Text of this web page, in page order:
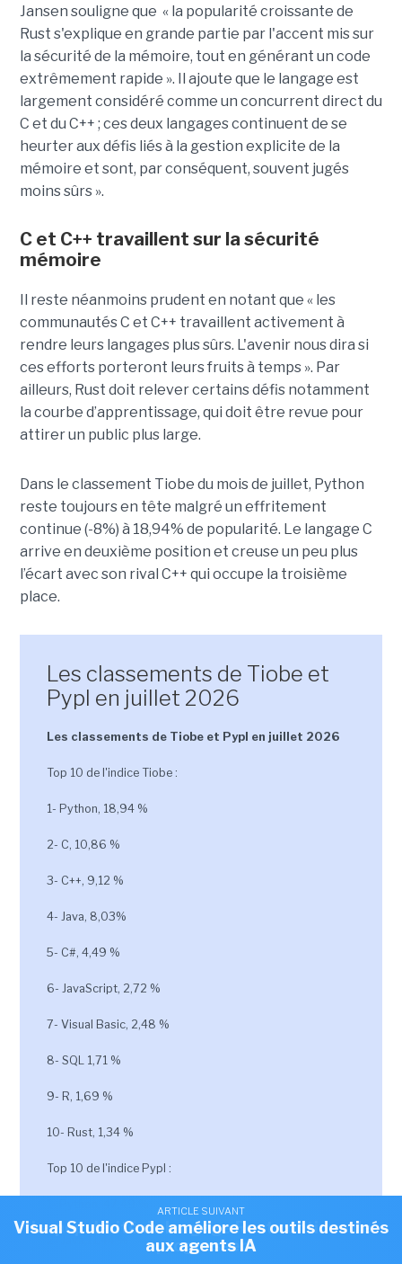
ARTICLE SUIVANT
La popularité du langage Rust continue de
progresser
Jansen souligne que « la popularité croissante de
Rust s'explique en grande partie par l'accent mis sur
la sécurité de la mémoire, tout en générant un code
extrêmement rapide ». Il ajoute que le langage est
largement considéré comme un concurrent direct du
C et du C++ ; ces deux langages continuent de se
heurter aux défis liés à la gestion explicite de la
mémoire et sont, par conséquent, souvent jugés
moins sûrs ».
C et C++ travaillent sur la sécurité
mémoire
Il reste néanmoins prudent en notant que « les
communautés C et C++ travaillent activement à
rendre leurs langages plus sûrs. L'avenir nous dira si
ces efforts porteront leurs fruits à temps ». Par
ailleurs, Rust doit relever certains défis notamment
la courbe d’apprentissage, qui doit être revue pour
attirer un public plus large.
Dans le classement Tiobe du mois de juillet, Python
reste toujours en tête malgré un effritement
continue (-8%) à 18,94% de popularité. Le langage C
arrive en deuxième position et creuse un peu plus
l’écart avec son rival C++ qui occupe la troisième
place.
Les classements de Tiobe et
Pypl en juillet 2026
Les classements de Tiobe et Pypl en juillet 2026
Top 10 de l'indice Tiobe :
1- Python, 18,94 %
2- C, 10,86 %
3- C++, 9,12 %
4- Java, 8,03%
5- C#, 4,49 %
6- JavaScript, 2,72 %
7- Visual Basic, 2,48 %
8- SQL 1,71 %
9- R, 1,69 %
10- Rust, 1,34 %
Top 10 de l'indice Pypl :
ARTICLE SUIVANT
Visual Studio Code améliore les outils destinés
aux agents IA